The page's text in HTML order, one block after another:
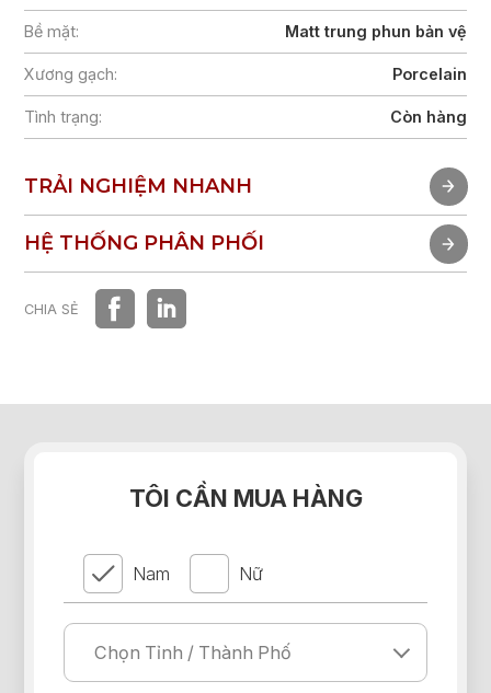
Bề mặt: Matt trung phun bản vệ
Xương gạch: Porcelain
Tình trạng: Còn hàng
TRẢI NGHIỆM NHANH
TRẢI NGHIỆM NHANH
HỆ THỐNG PHÂN PHỐI
HỆ THỐNG PHÂN PHỐI
CHIA SẺ
TÔI CẦN MUA HÀNG
Nam Nữ